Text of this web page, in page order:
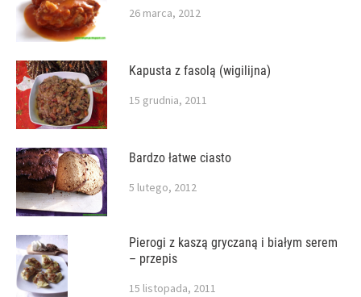
26 marca, 2012
Kapusta z fasolą (wigilijna)
15 grudnia, 2011
Bardzo łatwe ciasto
5 lutego, 2012
Pierogi z kaszą gryczaną i białym serem
– przepis
15 listopada, 2011